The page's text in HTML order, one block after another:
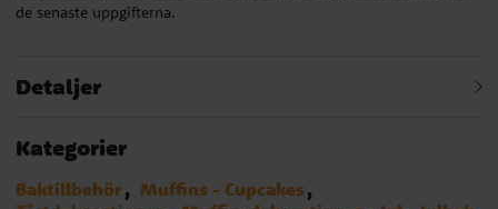
de senaste uppgifterna.
Detaljer
Kategorier
Baktillbehör
Muffins - Cupcakes